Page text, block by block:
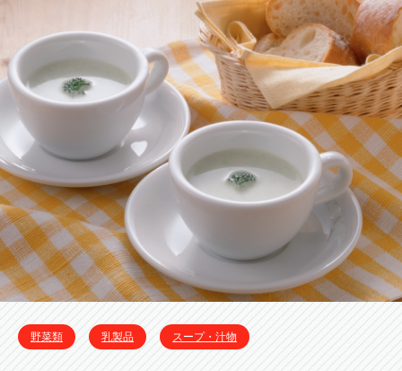
野菜類 乳製品 スープ・汁物